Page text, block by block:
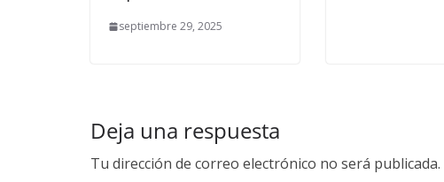
septiembre 29, 2025
Deja una respuesta
Tu dirección de correo electrónico no será publicada.